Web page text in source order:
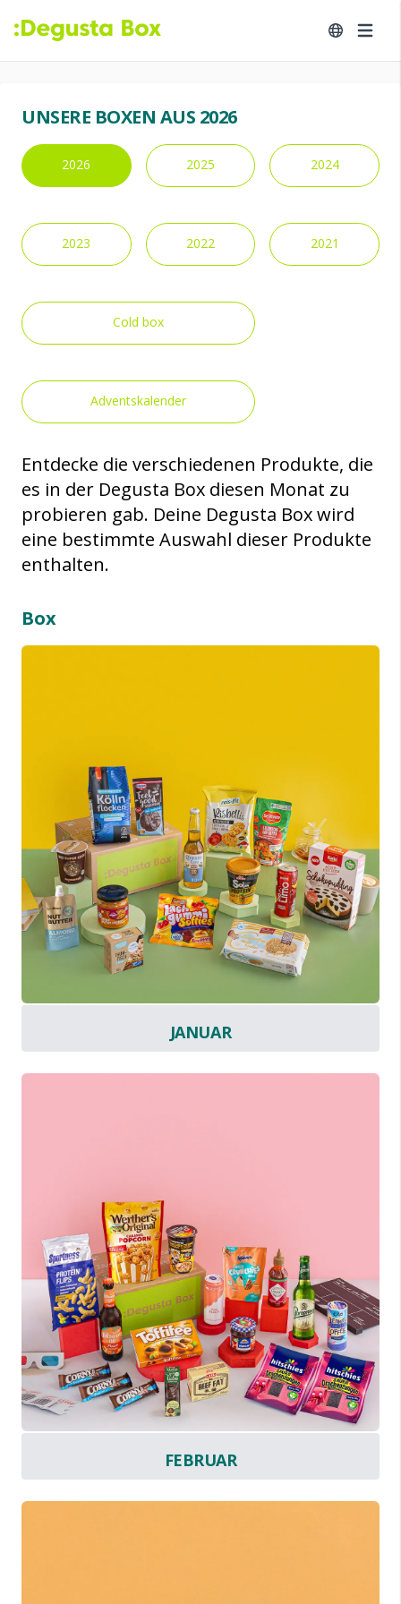
UNSERE BOXEN AUS 2026
2026 2025 2024
2023 2022 2021
Cold box
Adventskalender
Entdecke die verschiedenen Produkte, die
es in der Degusta Box diesen Monat zu
probieren gab. Deine Degusta Box wird
eine bestimmte Auswahl dieser Produkte
enthalten.
Box
JANUAR
FEBRUAR